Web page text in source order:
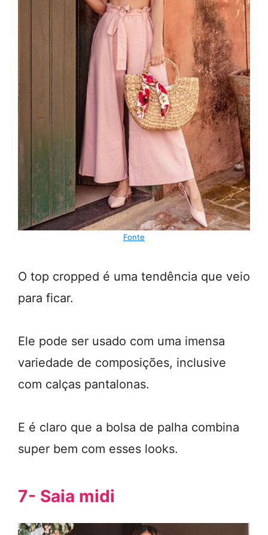
Fonte
O top cropped é uma tendência que veio
para ficar.
Ele pode ser usado com uma imensa
variedade de composições, inclusive
com calças pantalonas.
E é claro que a bolsa de palha combina
super bem com esses looks.
7- Saia midi